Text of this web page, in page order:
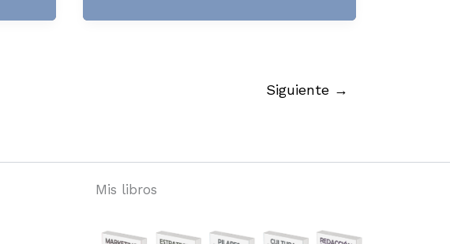
contenidos:
para
Siguiente →
Mis libros